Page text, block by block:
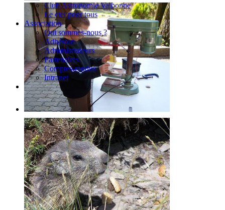
Club Astronomie Valbonne
Le ciel pour tous
Association
Qui sommes-nous ?
Adhésion
Administrateurs
Partenaires
Comptes-rendus
Intranet